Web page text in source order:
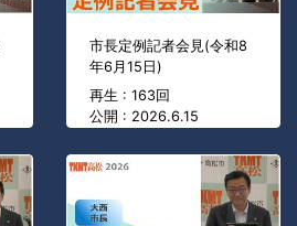
市長定例記者会見(令和8
年6月15日)
再生 : 163回
公開 : 2026.6.15